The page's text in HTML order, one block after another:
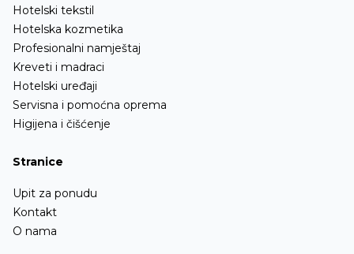
Hotelski tekstil
Hotelska kozmetika
Profesionalni namještaj
Kreveti i madraci
Hotelski uređaji
Servisna i pomoćna oprema
Higijena i čišćenje
Stranice
Upit za ponudu
Kontakt
O nama